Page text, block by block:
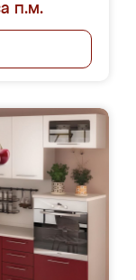
п.м.